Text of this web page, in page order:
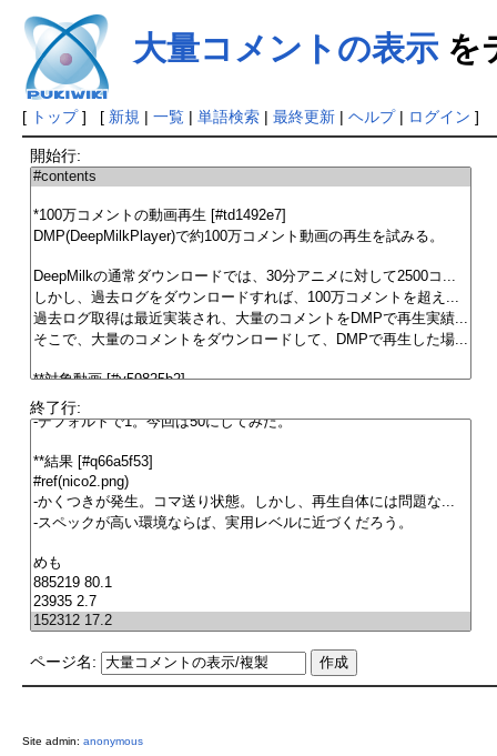
大量コメントの表示を
[ トップ] [ 新規 | 一覧| 単語検索| 最終更新| ヘルプ| ログイン ]
開始行:
終了行:
ページ名:
Site admin: anonymous